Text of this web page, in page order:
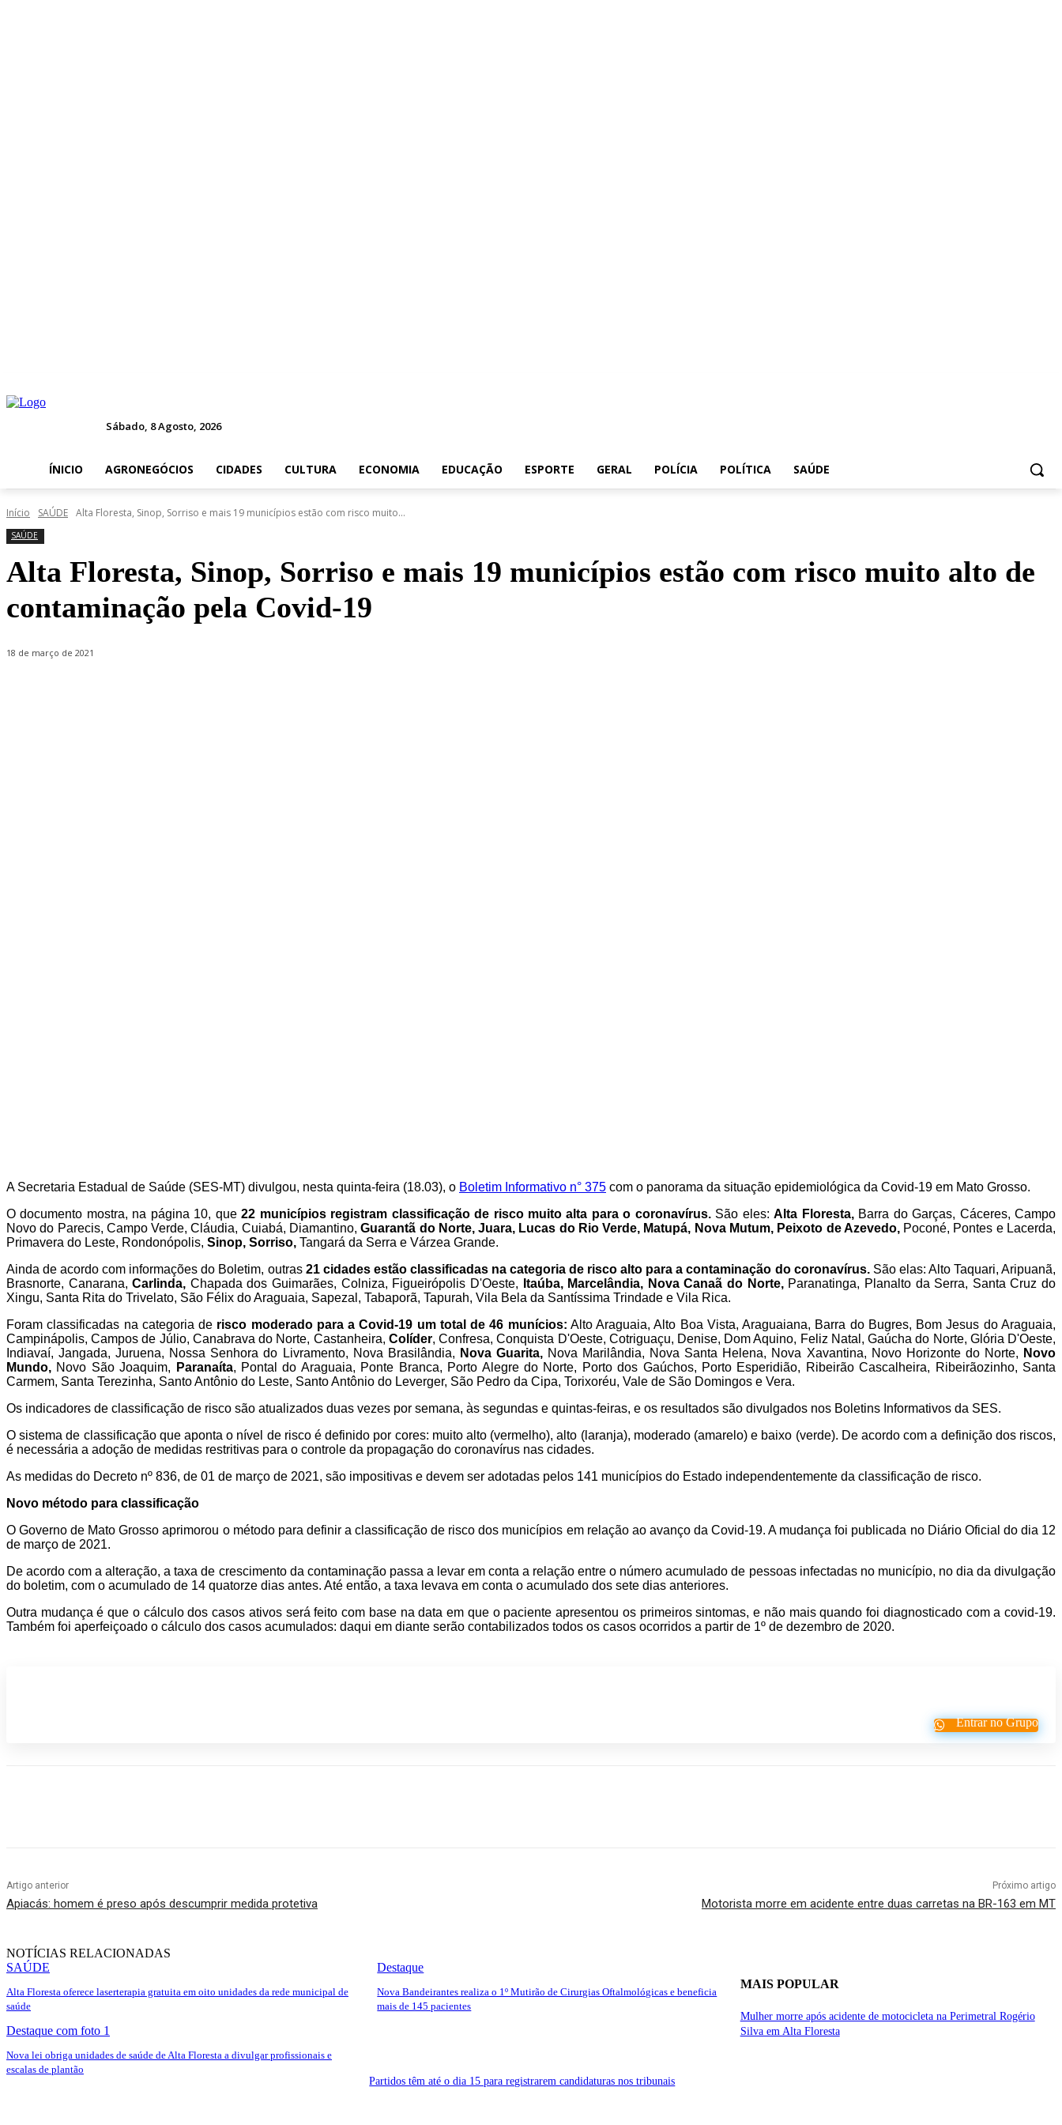
Sábado, 8 Agosto, 2026
ÍNICIO AGRONEGÓCIOS CIDADES CULTURA ECONOMIA EDUCAÇÃO ESPORTE GERAL POLÍCIA POLÍTICA SAÚDE
Início SAÚDE Alta Floresta, Sinop, Sorriso e mais 19 municípios estão com risco muito...
SAÚDE
Alta Floresta, Sinop, Sorriso e mais 19 municípios estão com risco muito alto de
contaminação pela Covid-19
18 de março de 2021
A Secretaria Estadual de Saúde (SES-MT) divulgou, nesta quinta-feira (18.03), o Boletim Informativo n° 375 com o panorama da situação epidemiológica da Covid-19 em Mato Grosso.
O documento mostra, na página 10, que22 municípios registram classificação de risco muito alta para o coronavírus.São eles:Alta Floresta,Barra do Garças, Cáceres, Campo
Novo do Parecis, Campo Verde, Cláudia, Cuiabá, Diamantino,Guarantã do Norte, Juara, Lucas do Rio Verde, Matupá, Nova Mutum, Peixoto de Azevedo,Poconé, Pontes e Lacerda,
Primavera do Leste, Rondonópolis, Sinop, Sorriso, Tangará da Serra e Várzea Grande.
Ainda de acordo com informações do Boletim, outras 21 cidades estão classificadas na categoria de risco alto para a contaminação do coronavírus. São elas: Alto Taquari, Aripuanã,
Brasnorte, Canarana,Carlinda, Chapada dos Guimarães, Colniza, Figueirópolis D'Oeste, Itaúba, Marcelândia, Nova Canaã do Norte, Paranatinga, Planalto da Serra, Santa Cruz do
Xingu, Santa Rita do Trivelato, São Félix do Araguaia, Sapezal, Tabaporã, Tapurah, Vila Bela da Santíssima Trindade e Vila Rica.
Foram classificadas na categoria de risco moderado para a Covid-19 um total de 46 munícios: Alto Araguaia, Alto Boa Vista, Araguaiana, Barra do Bugres, Bom Jesus do Araguaia,
Campinápolis, Campos de Júlio, Canabrava do Norte, Castanheira, Colíder, Confresa, Conquista D'Oeste, Cotriguaçu, Denise, Dom Aquino, Feliz Natal, Gaúcha do Norte, Glória D'Oeste,
Indiavaí, Jangada, Juruena, Nossa Senhora do Livramento, Nova Brasilândia, Nova Guarita,Nova Marilândia, Nova Santa Helena, Nova Xavantina, Novo Horizonte do Norte, Novo
Mundo, Novo São Joaquim, Paranaíta, Pontal do Araguaia, Ponte Branca, Porto Alegre do Norte, Porto dos Gaúchos, Porto Esperidião, Ribeirão Cascalheira, Ribeirãozinho, Santa
Carmem, Santa Terezinha, Santo Antônio do Leste, Santo Antônio do Leverger, São Pedro da Cipa, Torixoréu, Vale de São Domingos e Vera.
Os indicadores de classificação de risco são atualizados duas vezes por semana, às segundas e quintas-feiras, e os resultados são divulgados nos Boletins Informativos da SES.
O sistema de classificação que aponta o nível de risco é definido por cores: muito alto (vermelho), alto (laranja), moderado (amarelo) e baixo (verde). De acordo com a definição dos riscos,
é necessária a adoção de medidas restritivas para o controle da propagação do coronavírus nas cidades.
As medidas do Decreto nº 836, de 01 de março de 2021, são impositivas e devem ser adotadas pelos 141 municípios do Estado independentemente da classificação de risco.
Novo método para classificação
O Governo de Mato Grosso aprimorou o método para definir a classificação de risco dos municípios em relação ao avanço da Covid-19. A mudança foi publicada no Diário Oficial do dia 12
de março de 2021.
De acordo com a alteração, a taxa de crescimento da contaminação passa a levar em conta a relação entre o número acumulado de pessoas infectadas no município, no dia da divulgação
do boletim, com o acumulado de 14 quatorze dias antes. Até então, a taxa levava em conta o acumulado dos sete dias anteriores.
Outra mudança é que o cálculo dos casos ativos será feito com base na data em que o paciente apresentou os primeiros sintomas, e não mais quando foi diagnosticado com a covid-19.
Também foi aperfeiçoado o cálculo dos casos acumulados: daqui em diante serão contabilizados todos os casos ocorridos a partir de 1º de dezembro de 2020.
Entrar no Grupo
Artigo anterior
Apiacás: homem é preso após descumprir medida protetiva
Próximo artigo
Motorista morre em acidente entre duas carretas na BR-163 em MT
NOTÍCIAS RELACIONADAS
SAÚDE
Alta Floresta oferece laserterapia gratuita em oito unidades da rede municipal de
saúde
Destaque
Nova Bandeirantes realiza o 1º Mutirão de Cirurgias Oftalmológicas e beneficia
mais de 145 pacientes
Destaque com foto 1
Nova lei obriga unidades de saúde de Alta Floresta a divulgar profissionais e
escalas de plantão
MAIS POPULAR
Mulher morre após acidente de motocicleta na Perimetral Rogério
Silva em Alta Floresta
Partidos têm até o dia 15 para registrarem candidaturas nos tribunais